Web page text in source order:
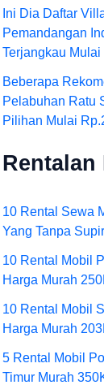
Ini Dia Daftar
Pemandangan
Terjangkau
Beberapa
Pelabuhan Ratu
Pilihan Mulai
Rentalan
10 Rental Sewa
Yang Tanpa Supir
10 Rental Mobil
Harga Murah
10 Rental Mobil
Harga Murah
5 Rental Mobil
Timur Murah